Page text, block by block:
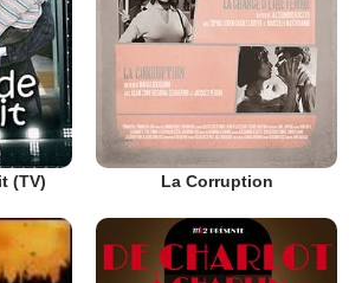
(TV) La Corruption